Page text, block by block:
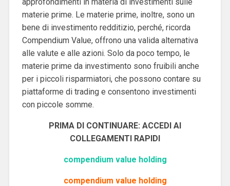
materie prime. Le materie prime, inoltre, sono un
bene di investimento redditizio, perché, ricorda
Compendium Value, offrono una valida alternativa
alle valute e alle azioni. Solo da poco tempo, le
materie prime da investimento sono fruibili anche
per i piccoli risparmiatori, che possono contare su
piattaforme di trading e consentono investimenti
con piccole somme.
PRIMA DI CONTINUARE: ACCEDI AI
COLLEGAMENTI RAPIDI
compendium value holding
compendium value holding